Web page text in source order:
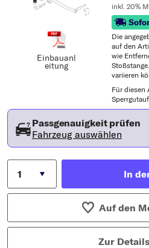
Einbauanl
eitung
inkl. 20%
Die
auf den
wie
variieren
Für diesen
Passgenauigkeit prüfen
Fahrzeug auswählen
In
Auf den
Zur